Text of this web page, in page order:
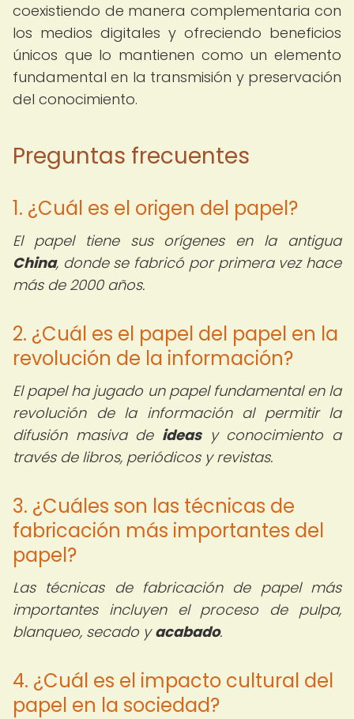
coexistiendo de manera complementaria con
los medios digitales y ofreciendo beneficios
únicos que lo mantienen como un elemento
fundamental en la transmisión y preservación
del conocimiento.
Preguntas frecuentes
1. ¿Cuál es el origen del papel?
El papel tiene sus orígenes en la antigua
China, donde se fabricó por primera vez hace
más de 2000 años.
2. ¿Cuál es el papel del papel en la
revolución de la información?
El papel ha jugado un papel fundamental en la
revolución de la información al permitir la
difusión masiva de ideasy conocimiento a
través de libros, periódicos y revistas.
3. ¿Cuáles son las técnicas de
fabricación más importantes del
papel?
Las técnicas de fabricación de papel más
importantes incluyen el proceso de pulpa,
blanqueo, secado yacabado.
4. ¿Cuál es el impacto cultural del
papel en la sociedad?